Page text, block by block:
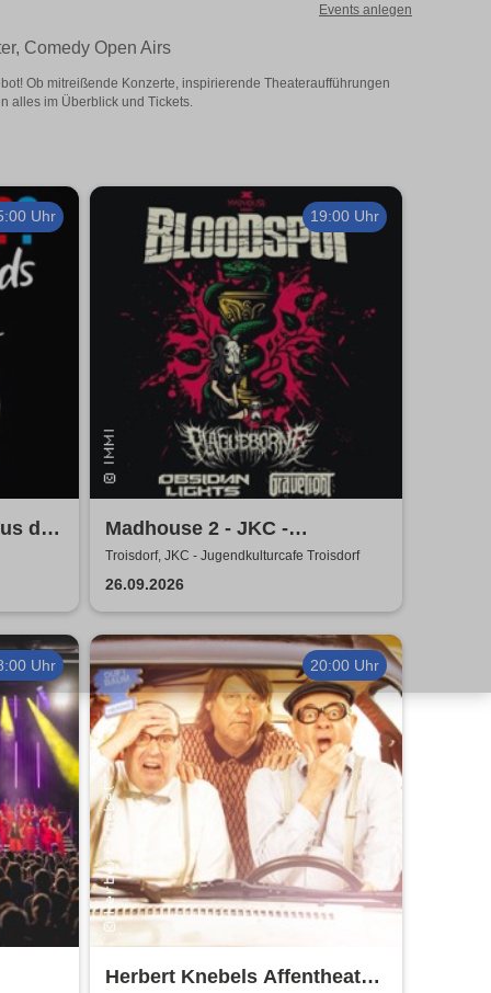
Events anlegen
Comedy Open Airs
Ob mitreißende Konzerte, inspirierende Theateraufführungen
alles im Überblick und Tickets.
Uhr
der
19:00 Uhr
Madhouse 2 - JKC -
Jugendkulturcafe Troisdorf
Troisdorf, JKC - Jugendkulturcafe Troisdorf
26.09.2026
Uhr 20:00 Uhr
Herbert Knebels Affentheater